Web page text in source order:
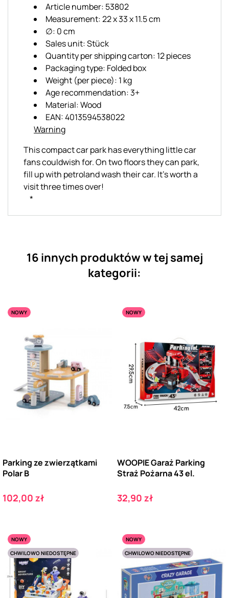
Article number: 53802
Measurement: 22 x 33 x 11.5 cm
∅: 0 cm
Sales unit: Stück
Quantity per shipping carton: 12 pieces
Packaging type: Folded box
Weight (per piece): 1 kg
Age recommendation: 3+
Material: Wood
EAN: 4013594538022
Warning
This compact car park has everything little car
fans couldwish for. On two floors they can park,
fill up with petroland wash their car. It's worth a
visit three times over!
*
16 innych produktów w tej samej
kategorii:
NOWY
Parking ze zwierzątkami
Polar B
Cena
102,00 zł
NOWY
WOOPIE Garaż Parking
Straż Pożarna 43 el.
Cena
32,90 zł
NOWY
CHWILOWO NIEDOSTĘPNE
NOWY
CHWILOWO NIEDOSTĘPNE